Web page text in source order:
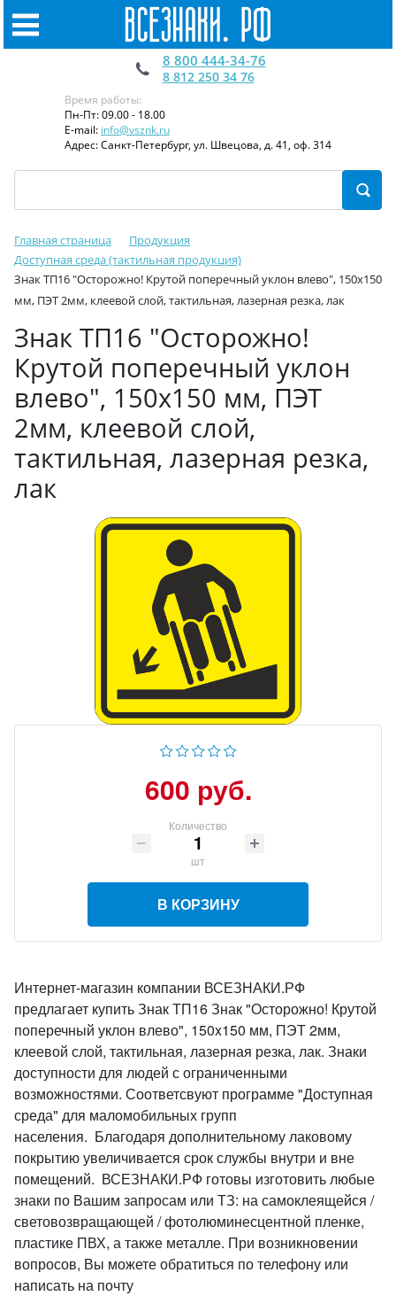
8 800 444-34-76
8 812 250 34 76
Время работы:
Пн-Пт: 09.00 - 18.00
E-mail: info@vsznk.ru
Адрес: Санкт-Петербург, ул. Швецова, д. 41, оф. 314
Главная страница
Продукция
Доступная среда (тактильная продукция)
Знак ТП16 "Осторожно! Крутой поперечный уклон влево", 150x150
мм, ПЭТ 2мм, клеевой слой, тактильная, лазерная резка, лак
Знак ТП16 "Осторожно!
Крутой поперечный уклон
влево", 150x150 мм, ПЭТ
2мм, клеевой слой,
тактильная, лазерная резка,
лак
600 руб.
Количество
шт
В КОРЗИНУ
Интернет-магазин компании ВСЕЗНАКИ.РФ
предлагает купить Знак ТП16 Знак "Осторожно! Крутой
поперечный уклон влево", 150x150 мм, ПЭТ 2мм,
клеевой слой, тактильная, лазерная резка, лак. Знаки
доступности для людей с ограниченными
возможностями. Соответсвуют программе "Доступная
среда" для маломобильных групп
населения. Благодаря дополнительному лаковому
покрытию увеличивается срок службы внутри и вне
помещений. ВСЕЗНАКИ.РФ готовы изготовить любые
знаки по Вашим запросам или ТЗ: на самоклеящейся /
световозвращающей / фотолюминесцентной пленке,
пластике ПВХ, а также металле. При возникновении
вопросов, Вы можете обратиться по телефону или
написать на почту